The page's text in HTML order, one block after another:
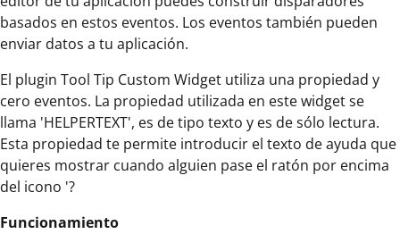
basados en estos eventos. Los eventos también pueden
enviar datos a tu aplicación.
El plugin Tool Tip Custom Widget utiliza una propiedad y
cero eventos. La propiedad utilizada en este widget se
llama 'HELPERTEXT', es de tipo texto y es de sólo lectura.
Esta propiedad te permite introducir el texto de ayuda que
quieres mostrar cuando alguien pase el ratón por encima
del icono '?
Funcionamiento